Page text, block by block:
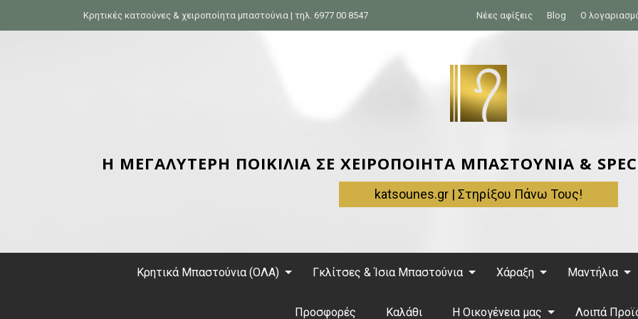
Κρητικές κατσούνες & χειροποίητα μπαστούνια | τηλ. 6977 00 8547 Νέες αφίξεις Blog Ο
Η ΜΕΓΑΛΥΤΕΡΗ ΠΟΙΚΙΛΙΑ ΣΕ ΧΕΙΡΟΠΟΙΗΤΑ ΜΠΑΣΤΟΥΝΙΑ &
katsounes.gr | Στηρίξου Πάνω Τους!
Κρητικά Μπαστούνια (ΟΛΑ) Γκλίτσες & Ίσια Μπαστούνια Χάραξη Μαντήλια
Προσφορές Καλάθι Η Οικογένεια μας Λοιπά